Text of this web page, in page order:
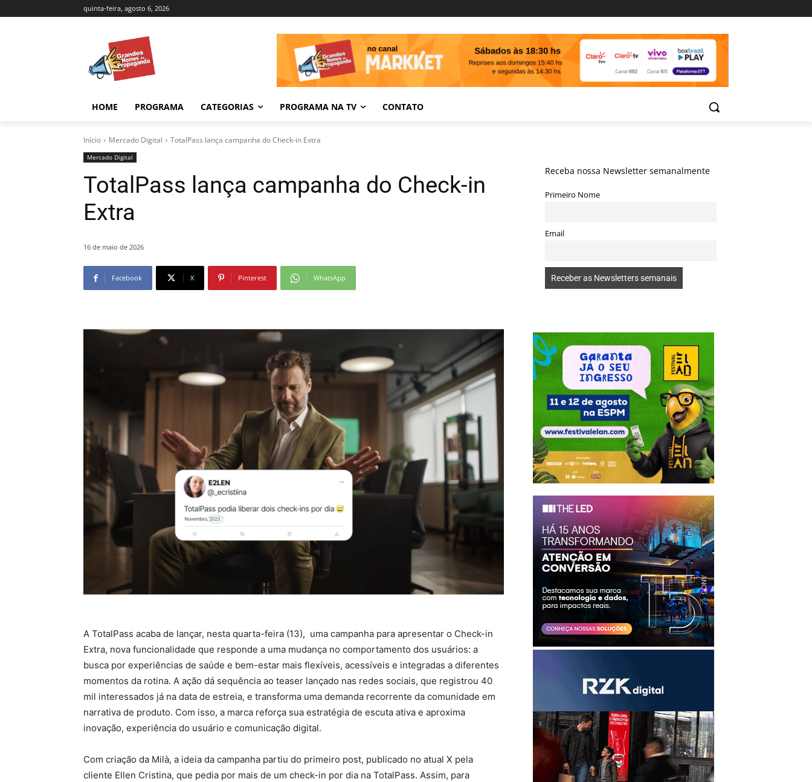
quinta-feira, agosto 6, 2026
HOME PROGRAMA CATEGORIAS PROGRAMA NA TV CONTATO
Início Mercado Digital TotalPass lança campanha do Check-in Extra
Mercado Digital
TotalPass lança campanha do Check-in
Extra
16 de maio de 2026
Facebook X Pinterest WhatsApp
A TotalPass acaba de lançar, nesta quarta-feira (13), uma campanha para apresentar o Check-in
Extra, nova funcionalidade que responde a uma mudança no comportamento dos usuários: a
busca por experiências de saúde e bem-estar mais flexíveis, acessíveis e integradas a diferentes
momentos da rotina. A ação dá sequência ao teaser lançado nas redes sociais, que registrou 40
mil interessados já na data de estreia, e transforma uma demanda recorrente da comunidade em
narrativa de produto. Com isso, a marca reforça sua estratégia de escuta ativa e aproxima
inovação, experiência do usuário e comunicação digital.
Com criação da Milà, a ideia da campanha partiu do primeiro post, publicado no atual X pela
cliente Ellen Cristina, que pedia por mais de um check-in por dia na TotalPass. Assim, para
Receba nossa Newsletter semanalmente
Primeiro Nome
Email